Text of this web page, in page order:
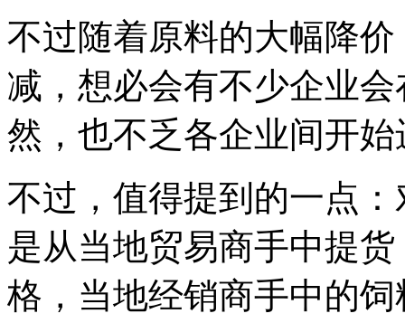
不过随着原料的大幅降
减，想必会有不少企业
然，也不乏各企业间开
不过，值得提到的一点
是从当地贸易商手中提
格，当地经销商手中的